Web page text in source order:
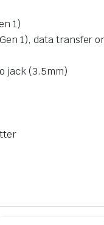
1)
1), data transfer
jack (3.5mm)